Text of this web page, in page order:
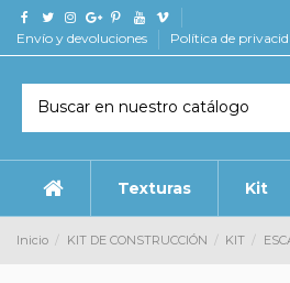
Envío y devoluciones Política de
Texturas Kit
Inicio KIT DE CONSTRUCCIÓN KIT